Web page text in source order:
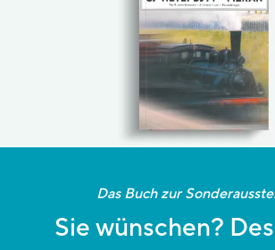
Das Buch zur
Sie wünschen?